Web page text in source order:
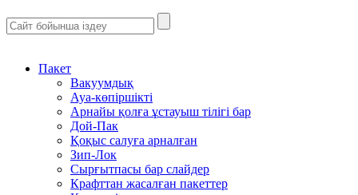
Пакет
Вакуумдық
Ауа-көпіршікті
Арнайы қолға ұстауыш тілігі бар
Дой-Пак
Қоқыс салуға арналған
Зип-Лок
Сырғытпасы бар слайдер
Крафттан жасалған пакеттер